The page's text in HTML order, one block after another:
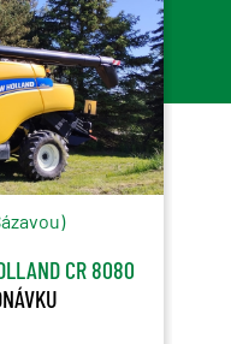
CR 8080